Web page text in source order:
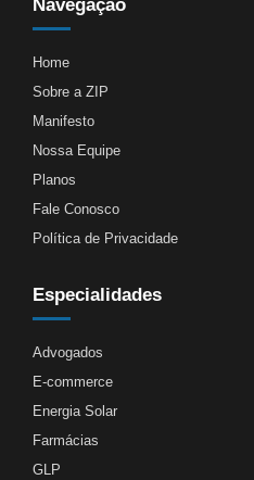
Navegação
Home
Sobre a ZIP
Manifesto
Nossa Equipe
Planos
Fale Conosco
Política de Privacidade
Especialidades
Advogados
E-commerce
Energia Solar
Farmácias
GLP